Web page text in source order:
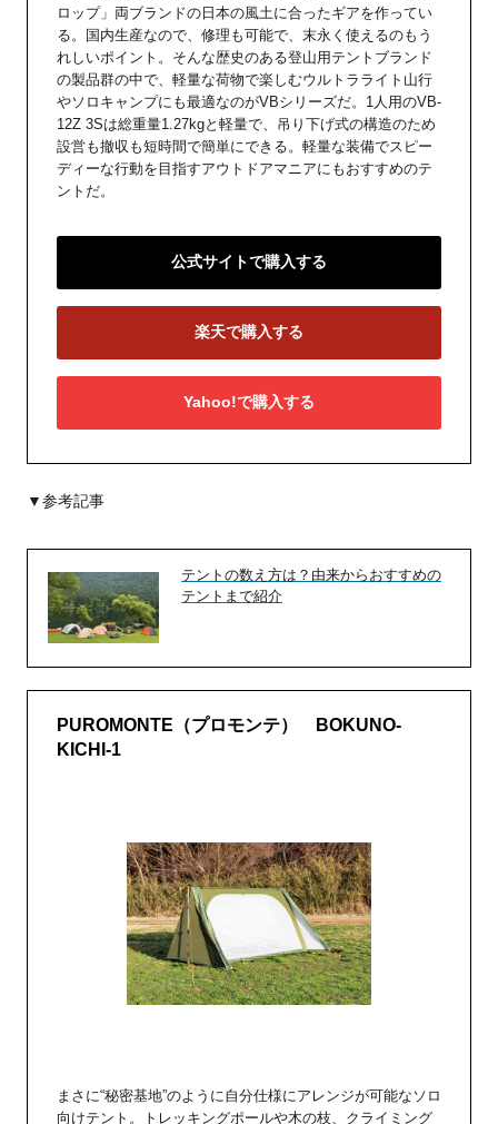
ロップ」両ブランドの日本の風土に合ったギアを作ってい
る。国内生産なので、修理も可能で、末永く使えるのもう
れしいポイント。そんな歴史のある登山用テントブランド
の製品群の中で、軽量な荷物で楽しむウルトラライト山行
やソロキャンプにも最適なのがVBシリーズだ。1人用のVB-
12Z 3Sは総重量1.27kgと軽量で、吊り下げ式の構造のため
設営も撤収も短時間で簡単にできる。軽量な装備でスピー
ディーな行動を目指すアウトドアマニアにもおすすめのテ
ントだ。
公式サイトで購入する
楽天で購入する
Yahoo!で購入する
▼参考記事
テントの数え方は？由来からおすすめの
テントまで紹介
PUROMONTE（プロモンテ） BOKUNO-
KICHI-1
まさに“秘密基地”のように自分仕様にアレンジが可能なソロ
向けテント。トレッキングポールや木の枝、クライミング